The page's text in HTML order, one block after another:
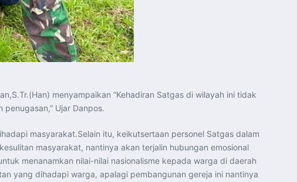
menyampaikan “Kehadiran Satgas di wilayah ini tidak
Ujar Danpos.
masyarakat.Selain itu, keikutsertaan personel Satgas dalam
masyarakat, nantinya akan terjalin hubungan emosional
menanamkan nilai-nilai nasionalisme kepada warga di daerah
yang dihadapi warga, apalagi pembangunan gereja ini nantinya